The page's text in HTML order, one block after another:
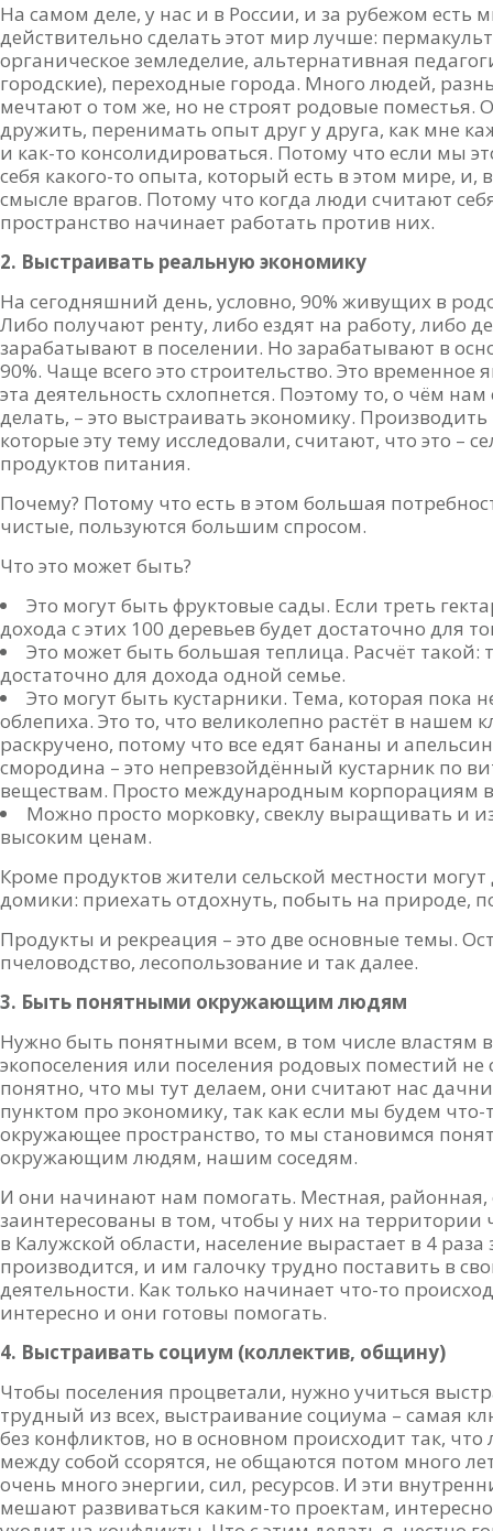
На самом деле, у нас и в России, и за рубежом
действительно сделать этот мир лучше:
органическое земледелие, альтернативная
городские), переходные города. Много людей,
мечтают о том же, но не строят родовые
дружить, перенимать опыт друг у друга, как мне
и как-то консолидироваться. Потому что если мы
себя какого-то опыта, который есть в этом мире,
смысле врагов. Потому что когда люди считают
пространство начинает работать против них.
2. Выстраивать реальную экономику
На сегодняшний день, условно, 90% живущих в
Либо получают ренту, либо ездят на работу, либо
зарабатывают в поселении. Но зарабатывают в
90%. Чаще всего это строительство. Это временное
эта деятельность схлопнется. Поэтому то, о чём
делать, – это выстраивать экономику.
которые эту тему исследовали, считают, что это –
продуктов питания.
Почему? Потому что есть в этом большая
чистые, пользуются большим спросом.
Что это может быть?
Это могут быть фруктовые сады. Если треть
дохода с этих 100 деревьев будет достаточно для
Это может быть большая теплица. Расчёт
достаточно для дохода одной семье.
Это могут быть кустарники. Тема, которая пока
облепиха. Это то, что великолепно растёт в нашем
раскручено, потому что все едят бананы и
смородина – это непревзойдённый кустарник по
веществам. Просто международным корпорациям
Можно просто морковку, свеклу выращивать и
высоким ценам.
Кроме продуктов жители сельской местности
домики: приехать отдохнуть, побыть на природе,
Продукты и рекреация – это две основные темы.
пчеловодство, лесопользование и так далее.
3. Быть понятными окружающим людям
Нужно быть понятными всем, в том числе властям
экопоселения или поселения родовых поместий
понятно, что мы тут делаем, они считают нас
пунктом про экономику, так как если мы будем
окружающее пространство, то мы становимся
окружающим людям, нашим соседям.
И они начинают нам помогать. Местная,
заинтересованы в том, чтобы у них на территории
в Калужской области, население вырастает в 4
производится, и им галочку трудно поставить в
деятельности. Как только начинает что-то
интересно и они готовы помогать.
4. Выстраивать социум (коллектив, общину)
Чтобы поселения процветали, нужно учиться
трудный из всех, выстраивание социума – самая
без конфликтов, но в основном происходит так,
между собой ссорятся, не общаются потом много
очень много энергии, сил, ресурсов. И эти
мешают развиваться каким-то проектам,